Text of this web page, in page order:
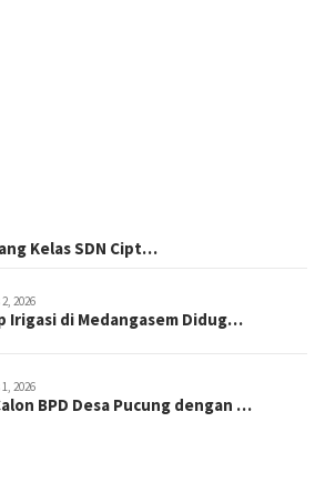
Kelas SDN Cipt…
2026
Irigasi di Medangasem Didug…
2026
BPD Desa Pucung dengan …